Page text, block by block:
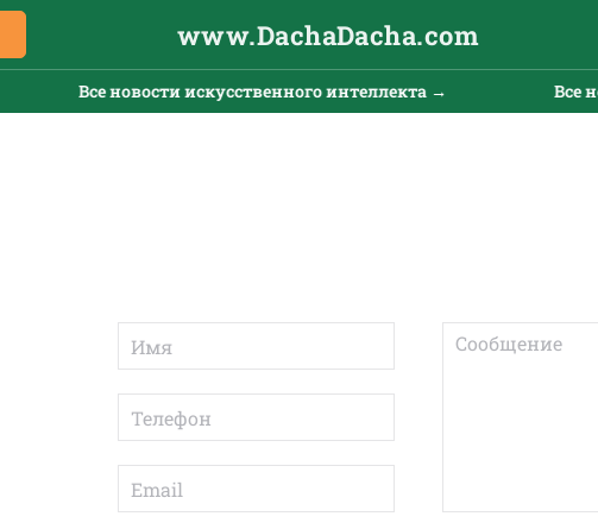
www.DachaDacha.com
Все новости искусственного интеллекта → Все